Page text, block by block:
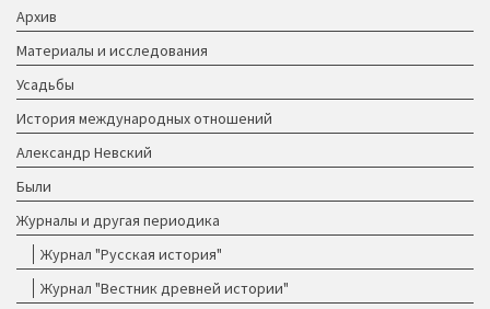
Архив
Материалы и исследования
Усадьбы
История международных отношений
Александр Невский
Были
Журналы и другая периодика
Журнал "Русская история"
Журнал "Вестник древней истории"